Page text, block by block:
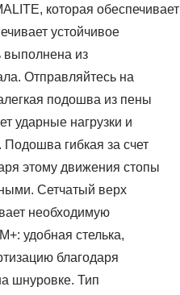
которая обеспечивает
устойчивое
выполнена из
Отправляйтесь на
подошва из пены
ударные нагрузки и
гибкая за счет
этому движения стопы
Сетчатый верх
необходимую
удобная стелька,
благодаря
шнуровке. Тип